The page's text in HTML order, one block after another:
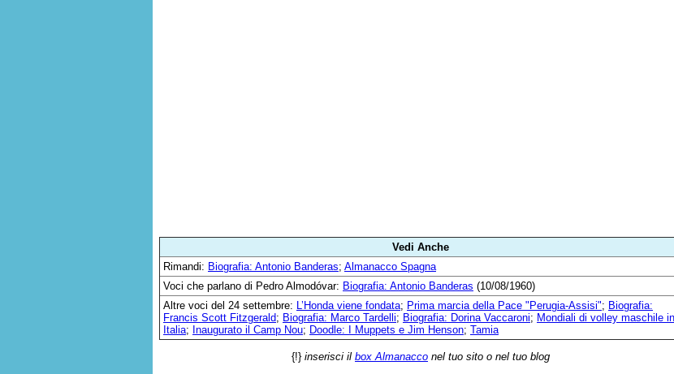
Vedi Anche
Rimandi: Biografia: Antonio Banderas; Almanacco Spagna
Voci che parlano di Pedro Almodóvar: Biografia: Antonio Banderas (10/08/1960)
Altre voci del 24 settembre: L’Honda viene fondata; Prima marcia della Pace "Perugia-Assisi"; Biografia:
Francis Scott Fitzgerald; Biografia: Marco Tardelli; Biografia: Dorina Vaccaroni; Mondiali di volley maschile in
Italia; Inaugurato il Camp Nou; Doodle: I Muppets e Jim Henson; Tamia
{!} inserisci il box Almanacco nel tuo sito o nel tuo blog